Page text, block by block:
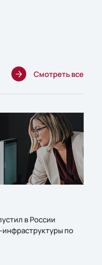
Смотреть все
в России
по